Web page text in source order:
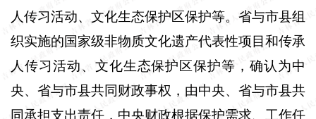
人传习活动、文化生态保护区保护等。省与市县组
织实施的国家级非物质文化遗产代表性项目和传承
人传习活动、文化生态保护区保护等，确认为中
央、省与市县共同财政事权，由中央、省与市县共
同承担支出责任，中央财政根据保护需求、工作任